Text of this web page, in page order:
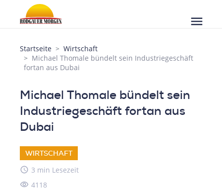
menu
Startseite
Wirtschaft
Michael Thomale bündelt sein Industriegeschäft
fortan aus Dubai
Michael Thomale bündelt sein
Industriegeschäft fortan aus
Dubai
WIRTSCHAFT
access_time 3 min Lesezeit
visibility 4118